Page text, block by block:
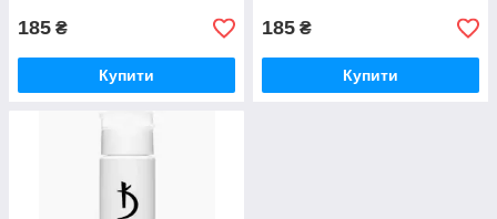
185 ₴
Купити
185 ₴
Купити